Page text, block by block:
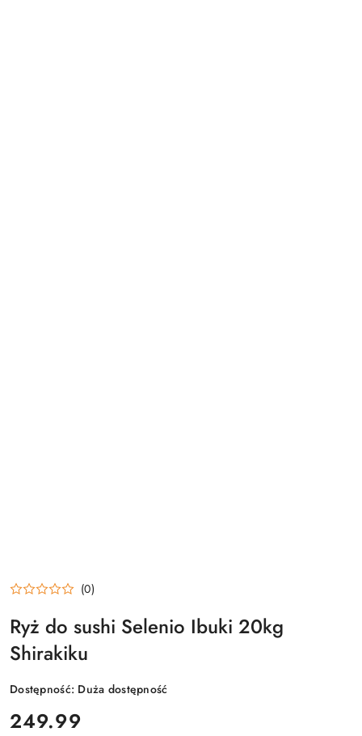
(0)
Ryż do sushi Selenio Ibuki 20kg
Shirakiku
Dostępność: Duża dostępność
cena:
249.99